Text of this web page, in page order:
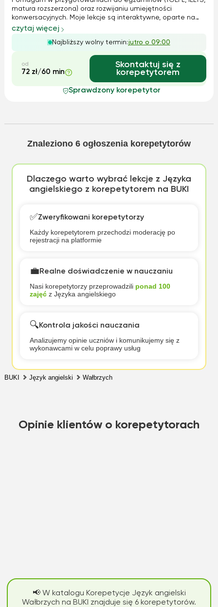
matura rozszerzona) oraz rozwijaniu umiejętności
konwersacyjnych. Moje lekcje są interaktywne, oparte na
realnych kontekstach i dostosowane do indywidualnych
celów ucznia. Wspieram rozwój krytycznego myślenia i
płynności językowej, co sprawia, że...
czytaj więcej
Najbliższy wolny termin:jutro o 09:00
od
72 zł/60 min
Skontaktuj się z
korepetytorem
Sprawdzony korepetytor
Znaleziono 6 ogłoszenia korepetytorów
Dlaczego warto wybrać lekcje z Języka
angielskiego z korepetytorem na BUKI
✅Zweryfikowani korepetytorzy
Każdy korepetytorem przechodzi moderację po
rejestracji na platformie
💼Realne doświadczenie w nauczaniu
Nasi korepetytorzy przeprowadzili ponad 100
zajęćz Języka angielskiego
🔍Kontrola jakości nauczania
Analizujemy opinie uczniów i komunikujemy się z
wykonawcami w celu poprawy usług
BUKI Język angielski Wałbrzych
Opinie klientów o korepetytorach
📢 W katalogu Korepetycje Język angielski
Wałbrzych na BUKI znajduje się 6 korepetytorów.